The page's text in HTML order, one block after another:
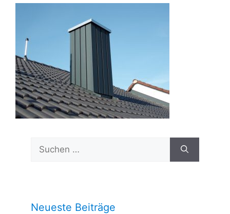
Suchen
nach:
Neueste Beiträge